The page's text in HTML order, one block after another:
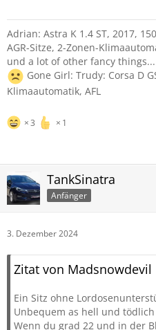
Adrian: Astra K 1.4 ST, 2017,
AGR-Sitze, 2-Zonen-
und a lot of other fancy things...
Gone Girl: Trudy: Corsa D
Klimaautomatik, AFL
3 1
TankSinatra
Anfänger
3. Dezember 2024
Zitat von Madsnowdevil
Ein Sitz ohne
Unbequem as hell und
Wenn du grad 22 und in der